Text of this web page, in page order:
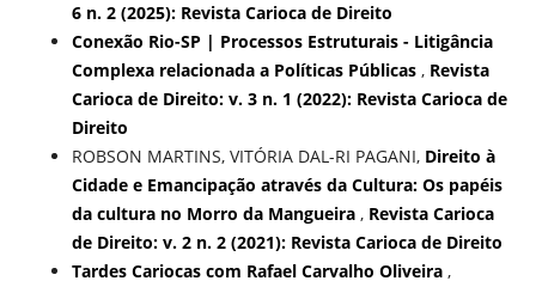
6 n. 2 (2025): Revista Carioca de Direito
Conexão Rio-SP | Processos Estruturais - Litigância
Complexa relacionada a Políticas Públicas , Revista
Carioca de Direito: v. 3 n. 1 (2022): Revista Carioca de
Direito
ROBSON MARTINS, VITÓRIA DAL-RI PAGANI, Direito à
Cidade e Emancipação através da Cultura: Os papéis
da cultura no Morro da Mangueira , Revista Carioca
de Direito: v. 2 n. 2 (2021): Revista Carioca de Direito
Tardes Cariocas com Rafael Carvalho Oliveira ,